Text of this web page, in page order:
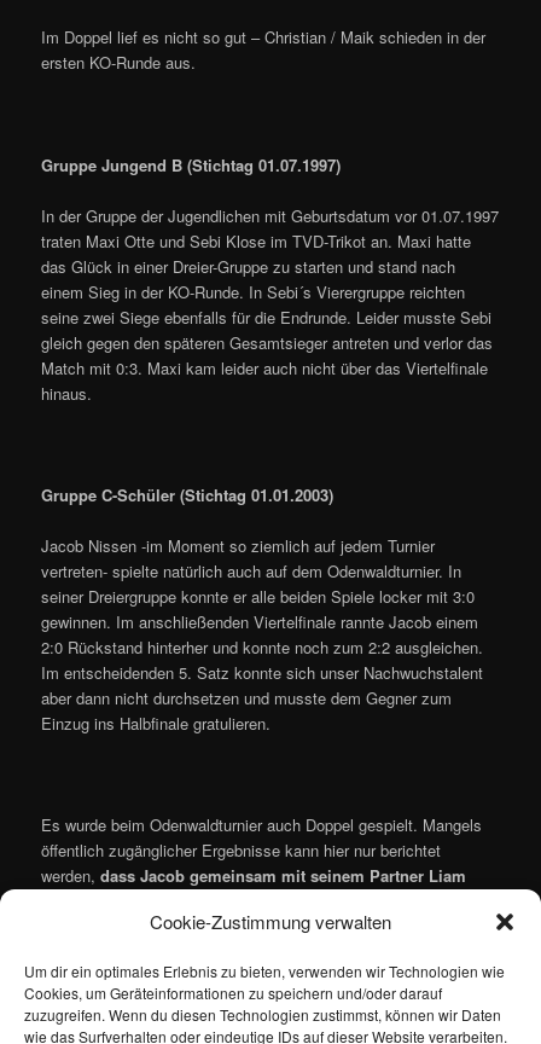
Cookie-Zustimmung verwalten
Um dir ein optimales Erlebnis zu bieten, verwenden wir Technologien wie
Cookies, um Geräteinformationen zu speichern und/oder darauf
zuzugreifen. Wenn du diesen Technologien zustimmst, können wir Daten
wie das Surfverhalten oder eindeutige IDs auf dieser Website verarbeiten.
Im Doppel lief es nicht so gut – Christian / Maik schieden in der
ersten KO-Runde aus.
Gruppe Jungend B (Stichtag 01.07.1997)
In der Gruppe der Jugendlichen mit Geburtsdatum vor 01.07.1997
traten Maxi Otte und Sebi Klose im TVD-Trikot an. Maxi hatte
das Glück in einer Dreier-Gruppe zu starten und stand nach
einem Sieg in der KO-Runde. In Sebi´s Vierergruppe reichten
seine zwei Siege ebenfalls für die Endrunde. Leider musste Sebi
gleich gegen den späteren Gesamtsieger antreten und verlor das
Match mit 0:3. Maxi kam leider auch nicht über das Viertelfinale
hinaus.
Gruppe C-Schüler (Stichtag 01.01.2003)
Jacob Nissen -im Moment so ziemlich auf jedem Turnier
vertreten- spielte natürlich auch auf dem Odenwaldturnier. In
seiner Dreiergruppe konnte er alle beiden Spiele locker mit 3:0
gewinnen. Im anschließenden Viertelfinale rannte Jacob einem
2:0 Rückstand hinterher und konnte noch zum 2:2 ausgleichen.
Im entscheidenden 5. Satz konnte sich unser Nachwuchstalent
aber dann nicht durchsetzen und musste dem Gegner zum
Einzug ins Halbfinale gratulieren.
Es wurde beim Odenwaldturnier auch Doppel gespielt. Mangels
öffentlich zugänglicher Ergebnisse kann hier nur berichtet
werden, dass Jacob gemeinsam mit seinem Partner Liam
herzlichen Glückwunsch!
Zu den Doppeln aus der B-Gruppe bzw. der Jugend liegen leider
keine Informationen vor und werden ggf. noch nachgereicht!